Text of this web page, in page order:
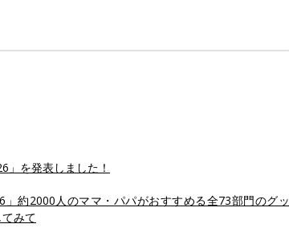
」を発表しました！
」約2000人のママ・パパがおすすめる全73部門のグッ
みて